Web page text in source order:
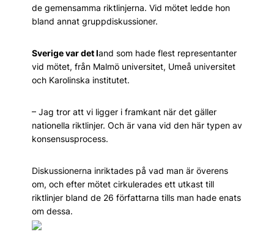
de gemensamma riktlinjerna. Vid mötet ledde hon
bland annat gruppdiskussioner.
Sverige var det land som hade flest representanter
vid mötet, från Malmö universitet, Umeå universitet
och Karolinska institutet.
– Jag tror att vi ligger i framkant när det gäller
nationella riktlinjer. Och är vana vid den här typen av
konsensusprocess.
Diskussionerna inriktades på vad man är överens
om, och efter mötet cirkulerades ett utkast till
riktlinjer bland de 26 författarna tills man hade enats
om dessa.